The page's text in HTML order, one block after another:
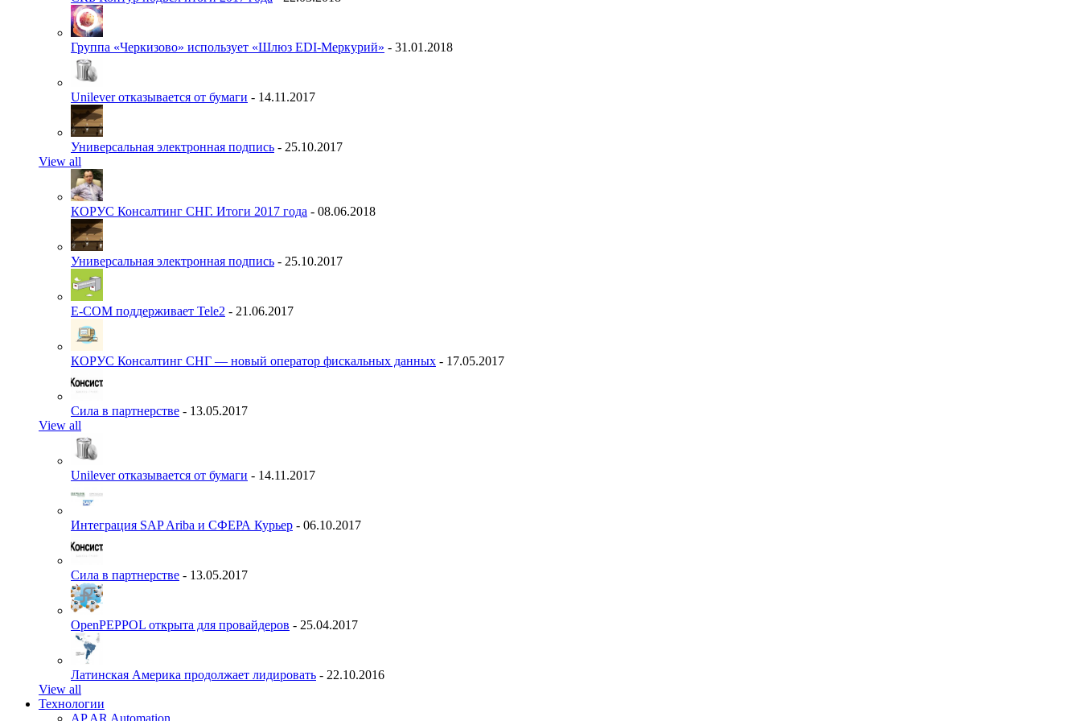
Группа «Черкизово» использует «Шлюз EDI-Меркурий» - 31.01.2018
Unilever отказывается от бумаги - 14.11.2017
Универсальная электронная подпись - 25.10.2017
View all
КОРУС Консалтинг СНГ. Итоги 2017 года - 08.06.2018
Универсальная электронная подпись - 25.10.2017
E-COM поддерживает Tele2 - 21.06.2017
КОРУС Консалтинг СНГ — новый оператор фискальных данных - 17.05.2017
Сила в партнерстве - 13.05.2017
View all
Unilever отказывается от бумаги - 14.11.2017
Интеграция SAP Ariba и СФЕРА Курьер - 06.10.2017
Сила в партнерстве - 13.05.2017
OpenPEPPOL открыта для провайдеров - 25.04.2017
Латинская Америка продолжает лидировать - 22.10.2016
View all
Технологии